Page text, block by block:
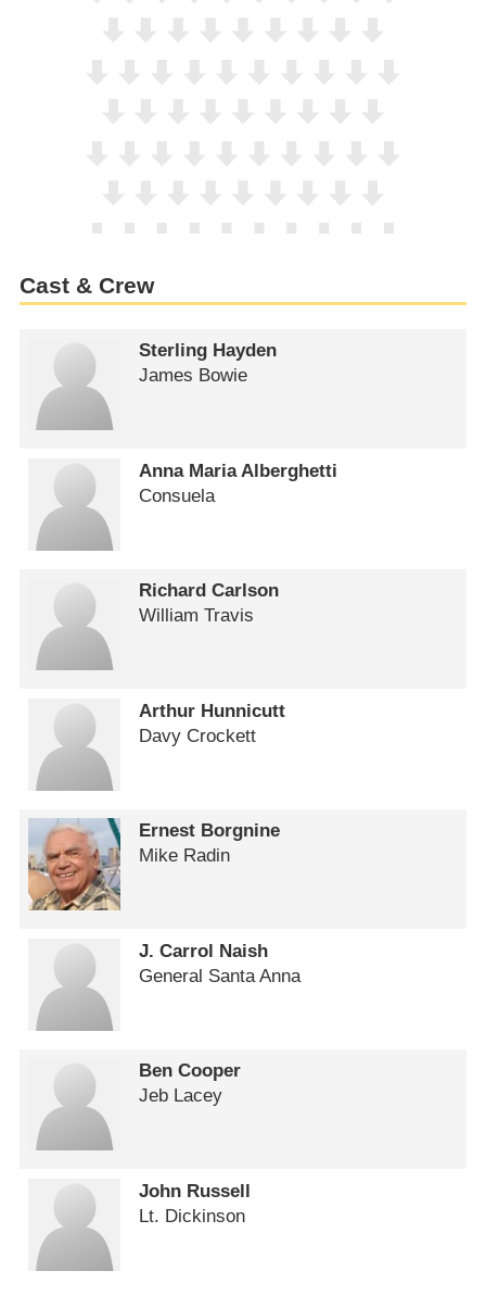
Cast & Crew
Sterling Hayden
James Bowie
Anna Maria Alberghetti
Consuela
Richard Carlson
William Travis
Arthur Hunnicutt
Davy Crockett
Ernest Borgnine
Mike Radin
J. Carrol Naish
General Santa Anna
Ben Cooper
Jeb Lacey
John Russell
Lt. Dickinson